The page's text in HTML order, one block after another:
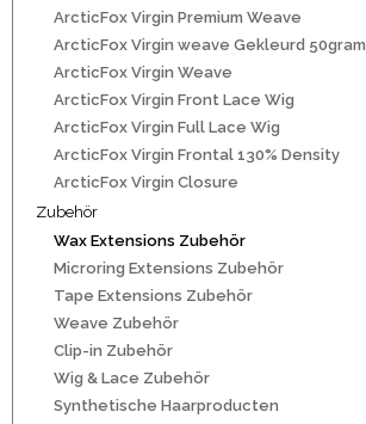
ArcticFox Virgin Premium Weave
ArcticFox Virgin weave Gekleurd 50gram
ArcticFox Virgin Weave
ArcticFox Virgin Front Lace Wig
ArcticFox Virgin Full Lace Wig
ArcticFox Virgin Frontal 130% Density
ArcticFox Virgin Closure
Zubehör
Wax Extensions Zubehör
Microring Extensions Zubehör
Tape Extensions Zubehör
Weave Zubehör
Clip-in Zubehör
Wig & Lace Zubehör
Synthetische Haarproducten